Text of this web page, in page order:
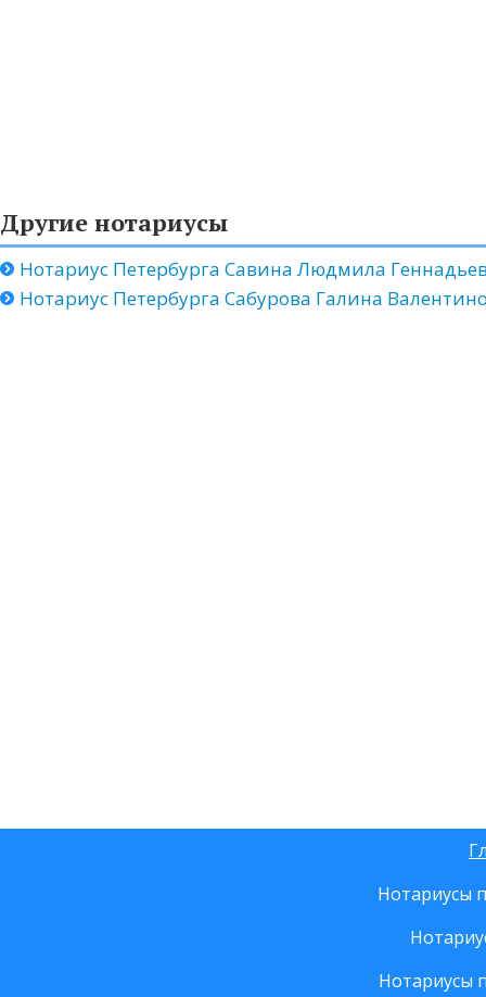
Другие нотариусы
Нотариус Петербурга Савина Людмила
Нотариус Петербурга Сабурова Галина
Нотариусы
Нотариусы